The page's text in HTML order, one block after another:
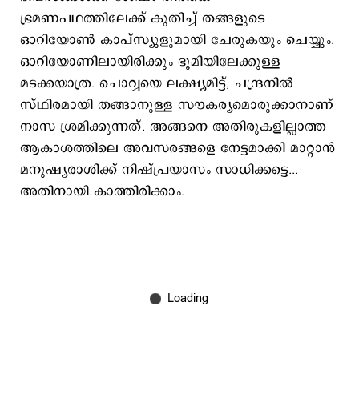
ഭ്രമണപഥത്തിലേക്ക് കുതിച്ച് തങ്ങളുടെ
ഓറിയോൺ കാപ്സ്യൂളുമായി ചേരുകയും ചെയ്യും.
ഓറിയോണിലായിരിക്കും ഭൂമിയിലേക്കുള്ള
മടക്കയാത്ര. ചൊവ്വയെ ലക്ഷ്യമിട്ട്, ചന്ദ്രനിൽ
സ്ഥിരമായി തങ്ങാനുള്ള സൗകര്യമൊരുക്കാനാണ്
നാസ ശ്രമിക്കുന്നത്. അങ്ങനെ അതിരുകളില്ലാത്ത
ആകാശത്തിലെ അവസരങ്ങളെ നേട്ടമാക്കി മാറ്റാന്‍
മനുഷ്യരാശിക്ക് നിഷ്പ്രയാസം സാധിക്കട്ടെ...
അതിനായി കാത്തിരിക്കാം.